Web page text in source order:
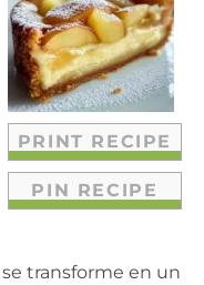
PRINT RECIPE
PIN RECIPE
se transforme en un